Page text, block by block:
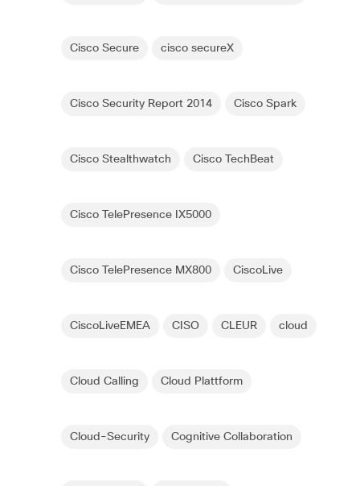
Cisco Secure cisco secureX
Cisco Security Report 2014 Cisco Spark
Cisco Stealthwatch Cisco TechBeat
Cisco TelePresence IX5000
Cisco TelePresence MX800 CiscoLive
CiscoLiveEMEA CISO CLEUR cloud
Cloud Calling Cloud Plattform
Cloud-Security Cognitive Collaboration